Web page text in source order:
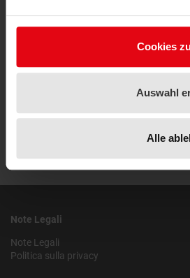
Cookies
Auswahl
Alle
Detector di perdite
VISUALIZZA
Note Legali
Note Legali
Politica sulla privacy